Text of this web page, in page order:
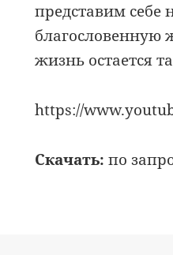
представим себе
благословенную
жизнь остается
https://
Скачать: по